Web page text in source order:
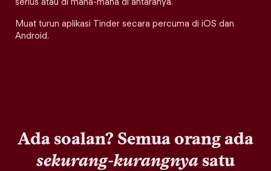
Muat turun aplikasi Tinder secara percuma di iOS dan
Android.
Ada soalan? Semua orang ada
sekurang-kurangnya satu